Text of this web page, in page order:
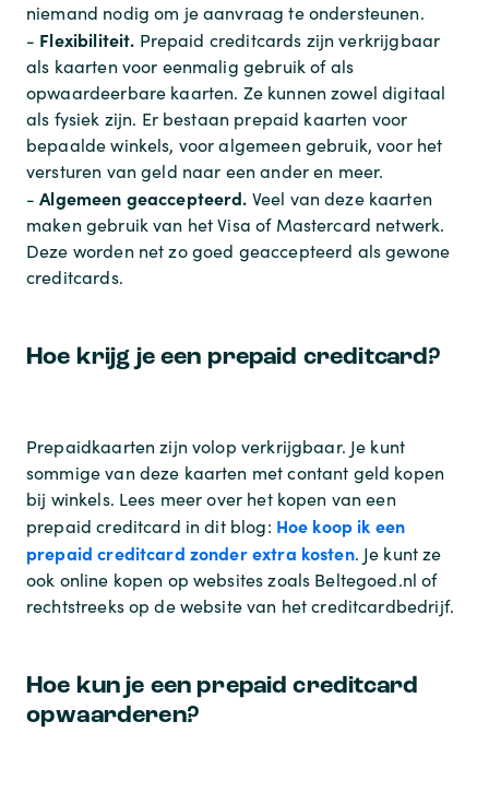
niemand nodig om je aanvraag te ondersteunen.
- Flexibiliteit. Prepaid creditcards zijn verkrijgbaar
als kaarten voor eenmalig gebruik of als
opwaardeerbare kaarten. Ze kunnen zowel digitaal
als fysiek zijn. Er bestaan prepaid kaarten voor
bepaalde winkels, voor algemeen gebruik, voor het
versturen van geld naar een ander en meer.
-Algemeen geaccepteerd. Veel van deze kaarten
maken gebruik van het Visa of Mastercard netwerk.
Deze worden net zo goed geaccepteerd als gewone
creditcards.
Hoe krijg je een prepaid creditcard?
Prepaidkaarten zijn volop verkrijgbaar. Je kunt
sommige van deze kaarten met contant geld kopen
bij winkels. Lees meer over het kopen van een
prepaid creditcard in dit blog: Hoe koop ik een
prepaid creditcard zonder extra kosten. Je kunt ze
ook online kopen op websites zoals Beltegoed.nl of
rechtstreeks op de website van het creditcardbedrijf.
Hoe kun je een prepaid creditcard
opwaarderen?